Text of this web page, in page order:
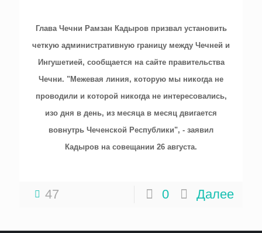
Глава Чечни Рамзан Кадыров призвал установить
четкую административную границу между Чечней и
Ингушетией, сообщается на сайте правительства
Чечни. "Межевая линия, которую мы никогда не
проводили и которой никогда не интересовались,
изо дня в день, из месяца в месяц двигается
вовнутрь Чеченской Республики", - заявил
Кадыров на совещании 26 августа.
47 0 Далее